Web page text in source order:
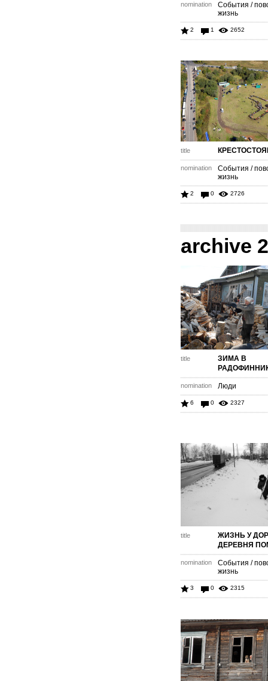
nomination
События /
жизнь
2 1 2652
title
nomination
События /
жизнь
2 0 2726
archive
title
ЗИМА В
nomination Люди
6 0 2327
title
ЖИЗНЬ У
ДЕРЕВНЯ
nomination
События /
жизнь
3 0 2315